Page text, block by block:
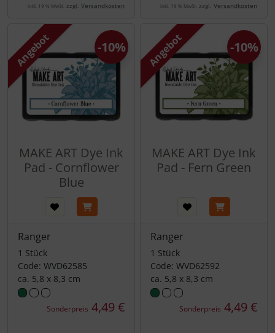
inkl. 19 % MwSt. zzgl. Versandkosten inkl. 19 % MwSt. zzgl. Versandkosten
Angebot
MAKE ART Dye Ink
Pad - Cornflower
Blue
Ranger
1 Stück
Code: WVD62585
ca. 5,8 x 8,3 cm
Sonderpreis 4,49 €
-10% Angebot
MAKE ART Dye Ink
Pad - Fern Green
Ranger
1 Stück
Code: WVD62592
ca. 5,8 x 8,3 cm
Sonderpreis 4,49 €
-10%